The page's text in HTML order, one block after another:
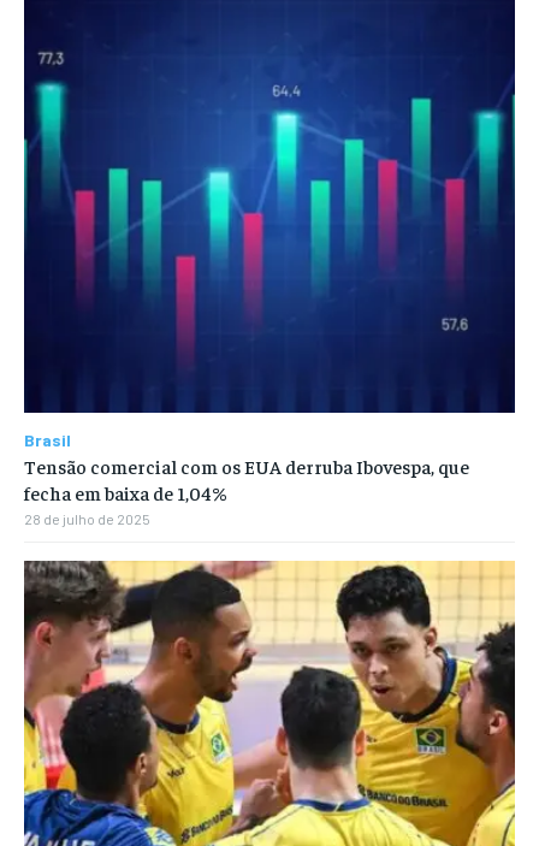
Brasil
Tensão comercial com os EUA derruba Ibovespa, que
fecha em baixa de 1,04%
28 de julho de 2025